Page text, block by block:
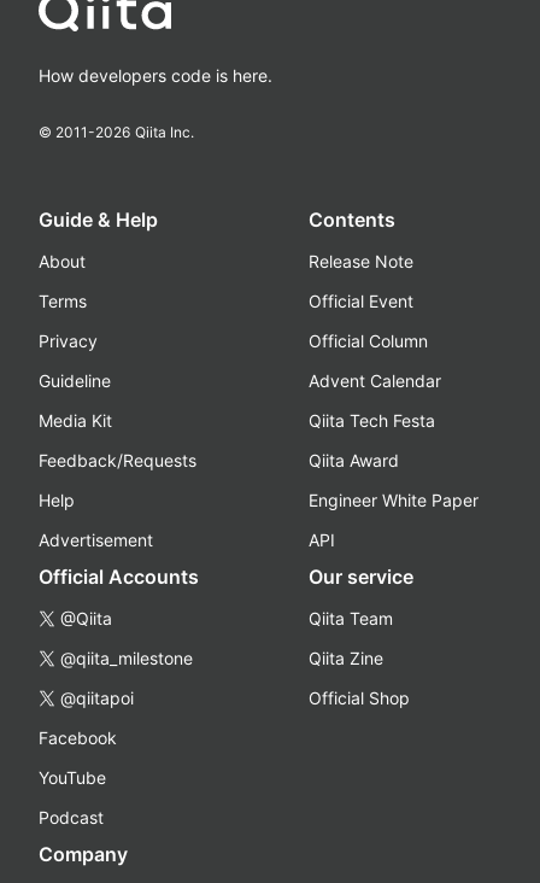
How developers code is here.
© 2011-2026 Qiita Inc.
Guide & Help
About
Terms
Privacy
Guideline
Media Kit
Feedback/Requests
Help
Advertisement
Contents
Release Note
Official Event
Official Column
Advent Calendar
Qiita Tech Festa
Qiita Award
Engineer White Paper
API
Official Accounts
@Qiita
@qiita_milestone
@qiitapoi
Facebook
YouTube
Podcast
Our service
Qiita Team
Qiita Zine
Official Shop
Company